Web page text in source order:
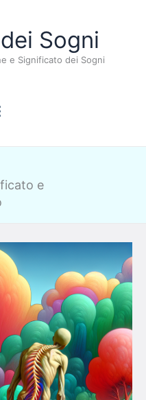
Sogni
e Significato dei Sogni
e